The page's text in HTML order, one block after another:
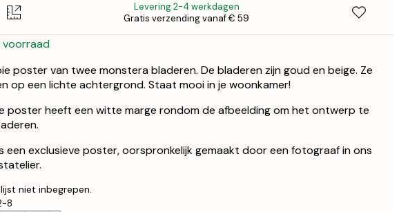
Levering 2-4 werkdagen
Gratis verzending vanaf € 59
voorraad
poster van twee monstera bladeren. De bladeren zijn goud en beige. Ze
op een lichte achtergrond. Staat mooi in je woonkamer!
poster heeft een witte marge rondom de afbeelding om het ontwerp te
een exclusieve poster, oorspronkelijk gemaakt door een fotograaf in ons
niet inbegrepen.
8